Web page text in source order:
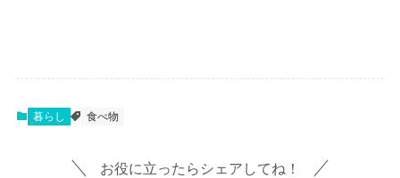
暮らし 食べ物
お役に立ったらシェアしてね！